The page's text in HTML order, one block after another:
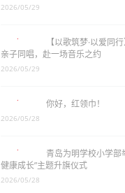
【以歌筑梦·以爱同
亲子同唱，赴一场音
你好，红领巾！
2026/05/28
青岛为明学校小学部
健康成长”主题升旗仪式
2026/05/28